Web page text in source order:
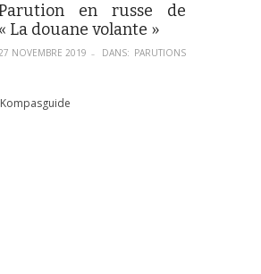
en russe de
« La douane volante »
NOVEMBRE 2019 – DANS: PARUTIONS